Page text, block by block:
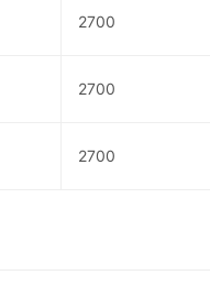
2700
2700
2700